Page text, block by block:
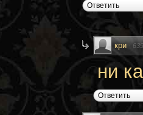
Ответить
кри ·
ни
Ответить